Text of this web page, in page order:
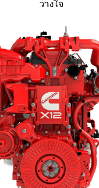
วางใจ